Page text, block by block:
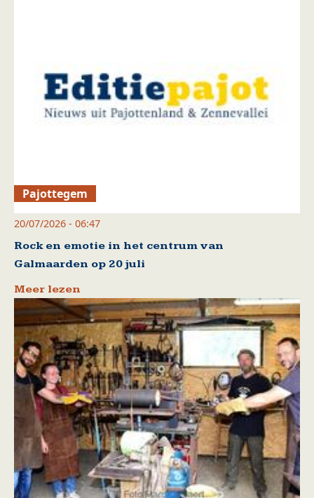
Pajottegem
20/07/2026 - 06:47
Rock en emotie in het centrum van
Galmaarden op 20 juli
Meer lezen